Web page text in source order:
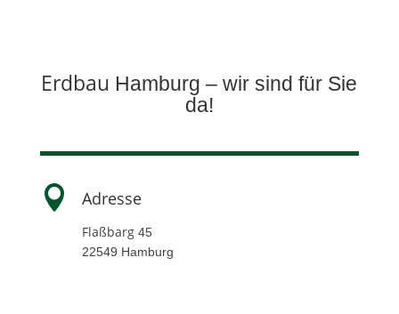
Erdbau Hamburg – wir sind für Sie
da!
 Adresse
Flaßbarg45
22549 Hamburg